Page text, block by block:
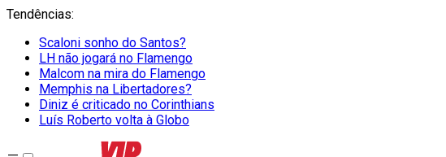
Tendências:
Scaloni sonho do Santos?
LH não jogará no Flamengo
Malcom na mira do Flamengo
Memphis na Libertadores?
Diniz é criticado no Corinthians
Luís Roberto volta à Globo